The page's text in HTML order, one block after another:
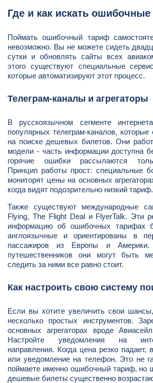
Где и как искать
Поймать ошибочный тариф
невозможно. Вы не можете сидеть
сутки и обновлять сайты всех
этого существуют специальные
которые автоматизируют этот процесс.
Телеграм-каналы и агрегаторы
В русскоязычном сегменте
популярных телеграм-каналов, которые
на поиске дешевых билетов. Они
модели - часть информации доступна
горячие ошибки рассылаются
Принцип работы прост: специальные
мониторят цены на основных
когда видят подозрительно низкий тариф.
Также существуют международные
Flying, The Flight Deal и FlyerTalk. Эти
информацию об ошибочных тарифах
англоязычные и ориентированы в
пассажиров из Европы и Америки.
путешественников они могут быть
следить за ними все равно стоит.
Как настроить свою систему
Если вы хотите увеличить свои
несколько простых инструментов.
основных агрегаторах вроде
Настройте уведомления на
направления. Когда цена резко падает,
или уведомление на телефон. Это не
поймаете именно ошибочный тариф, но
дешевые билеты существенно